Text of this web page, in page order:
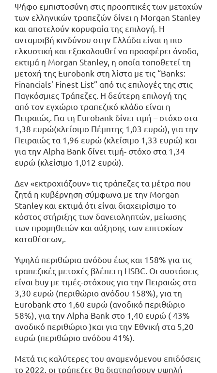
Ψήφο εμπιστοσύνη στις προοπτικές των μετοχών
των ελληνικών τραπεζών δίνει η Morgan Stanley
και αποτελούν κορυφαία της επιλογή. Η
ανταμοιβή κινδύνου στην Ελλάδα είναι η πιο
ελκυστική και εξακολουθεί να προσφέρει άνοδο,
εκτιμά η Morgan Stanley, η οποία τοποθετεί τη
μετοχή της Eurobank στη λίστα με τις “Banks:
Financials’ Finest List” από τις επιλογές της στις
Παγκόσμιες Τράπεζες. H δεύτερη επιλογή της
από τον εγχώριο τραπεζικό κλάδο είναι η
Πειραιώς. Για τη Eurobank δίνει τιμή – στόχο στα
1,38 ευρώ(κλείσιμο Πέμπτης 1,03 ευρώ), για την
Πειραιώς τα 1,96 ευρώ (κλείσιμο 1,33 ευρώ) και
για την Alpha Bank δίνει τιμή- στόχο στα 1,34
ευρώ (κλείσιμο 1,012 ευρώ).
Δεν «εκτροχιάζουν» τις τράπεζες τα μέτρα που
ζητά η κυβέρνηση σύμφωνα με την Morgan
Stanley και εκτιμά ότι είναι διαχειρίσιμο το
κόστος στήριξης των δανειοληπτών, μείωσης
των προμηθειών και αύξησης των επιτοκίων
καταθέσεων,.
Υψηλά περιθώρια ανόδου έως και 158% για τις
τραπεζικές μετοχές βλέπει η HSBC. Οι συστάσεις
είναι buy με τιμές-στόχους για την Πειραιώς στα
3,30 ευρώ (περιθώριο ανόδου 158%), για τη
Eurobank στο 1,60 ευρώ (ανοδικό περιθώριο
58%), για την Alpha Bank στο 1,40 ευρώ ( 43%
ανοδικό περιθώριο )και για την Εθνική στα 5,20
ευρώ (περιθώριο ανόδου 41%).
Μετά τις καλύτερες του αναμενόμενου επιδόσεις
το 2022, οι τράπεζες θα διατηρήσουν υψηλή